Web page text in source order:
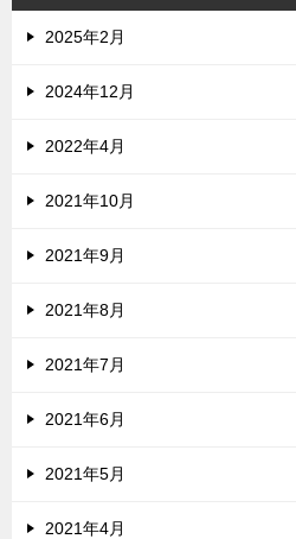
2025年2月
2024年12月
2022年4月
2021年10月
2021年9月
2021年8月
2021年7月
2021年6月
2021年5月
2021年4月